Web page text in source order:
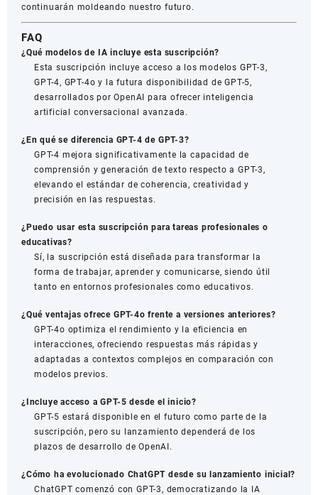
continuarán moldeando nuestro futuro.
FAQ
¿Qué modelos de IA incluye esta suscripción?
Esta suscripción incluye acceso a los modelos GPT-3,
GPT-4, GPT-4o y la futura disponibilidad de GPT-5,
desarrollados por OpenAI para ofrecer inteligencia
artificial conversacional avanzada.
¿En qué se diferencia GPT-4 de GPT-3?
GPT-4 mejora significativamente la capacidad de
comprensión y generación de texto respecto a GPT-3,
elevando el estándar de coherencia, creatividad y
precisión en las respuestas.
¿Puedo usar esta suscripción para tareas profesionales o
educativas?
Sí, la suscripción está diseñada para transformar la
forma de trabajar, aprender y comunicarse, siendo útil
tanto en entornos profesionales como educativos.
¿Qué ventajas ofrece GPT-4o frente a versiones anteriores?
GPT-4o optimiza el rendimiento y la eficiencia en
interacciones, ofreciendo respuestas más rápidas y
adaptadas a contextos complejos en comparación con
modelos previos.
¿Incluye acceso a GPT-5 desde el inicio?
GPT-5 estará disponible en el futuro como parte de la
suscripción, pero su lanzamiento dependerá de los
plazos de desarrollo de OpenAI.
¿Cómo ha evolucionado ChatGPT desde su lanzamiento inicial?
ChatGPT comenzó con GPT-3, democratizando la IA